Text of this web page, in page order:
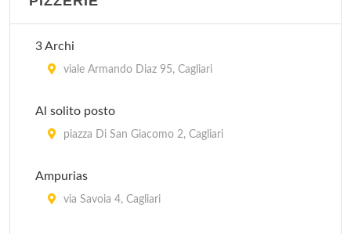
Deidda
Dolmen
Due archi
Gennargentu
3 Archi
viale Armando Diaz 95, Cagliari
Al solito posto
piazza Di San Giacomo 2, Cagliari
Ampurias
via Savoia 4, Cagliari